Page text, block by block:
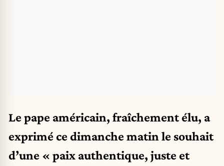
Le pape américain, fraîchement élu, a
exprimé ce dimanche matin le souhait
d’une « paix authentique, juste et